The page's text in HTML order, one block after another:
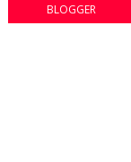
BLOGGER